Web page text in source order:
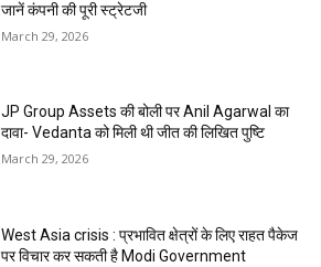
जानें कंपनी की पूरी स्ट्रेटजी
March 29, 2026
JP Group Assets की बोली पर Anil Agarwal का
दावा- Vedanta को मिली थी जीत की लिखित पुष्टि
March 29, 2026
West Asia crisis : प्रभावित क्षेत्रों के लिए राहत पैकेज
पर विचार कर सकती है Modi Government